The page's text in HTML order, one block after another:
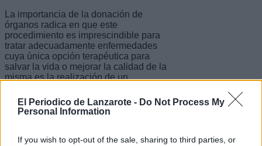
El Periodico de Lanzarote - Do Not Process My
Personal Information
If you wish to opt-out of the sale, sharing to third parties, or
La importancia de la donación de
órganos radica en que este
procedimiento es imprescindible para
tratar adecuadamente enfermedades
cuya única opción terapéutica para
salvar la vida o mejorar la calidad de la
misma es la realización de un
Escribir un comentario
Escrito por Redaccion